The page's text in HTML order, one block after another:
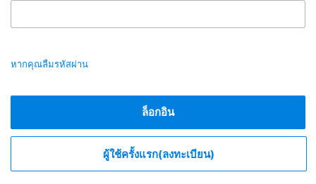
หากคุณลืมรหัสผ่าน
ล็อกอิน
ผู้ใช้ครั้งแรก(ลงทะเบียน)